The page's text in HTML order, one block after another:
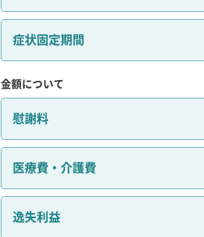
症状固定期間
金額について
慰謝料
医療費・介護費
逸失利益